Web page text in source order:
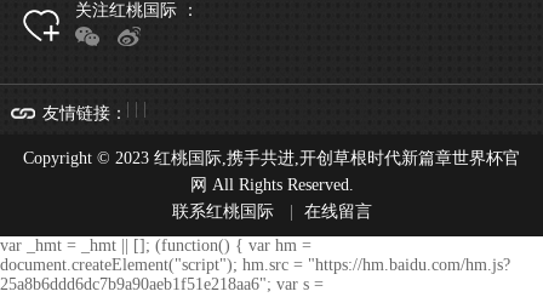
关注红桃国际 ：
友情链接：
Copyright © 2023 红桃国际,携手共进,开创草根时代新篇章世界杯官
网 All Rights Reserved.
联系红桃国际
在线留言
var _hmt = _hmt || []; (function() { var hm =
document.createElement("script"); hm.src = "https://hm.baidu.com/hm.js?
25a8b6ddd6dc7b9a90aeb1f51e218aa6"; var s =